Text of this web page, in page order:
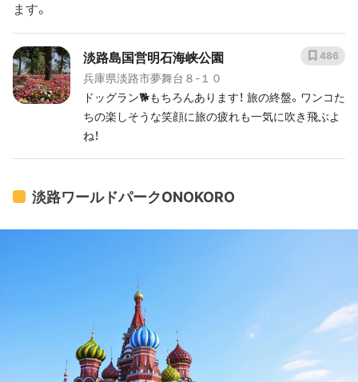
ます。
淡路島国営明石海峡公園
兵庫県淡路市夢舞台８-１０
ドッグラン🐕もちろんあります！ 旅の終盤。ワンコた
ちの楽しそうな笑顔に旅の疲れも一気に吹き飛ぶよ
ね！
486
淡路ワールドパークONOKORO